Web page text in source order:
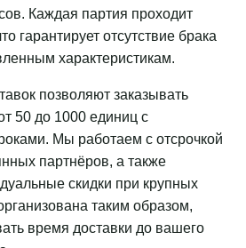
Каждая партия проходит
гарантирует отсутствие брака
характеристикам.
позволяют заказывать
50 до 1000 единиц с
Мы работаем с отсрочкой
партнёров, а также
скидки при крупных
таким образом,
время доставки до вашего